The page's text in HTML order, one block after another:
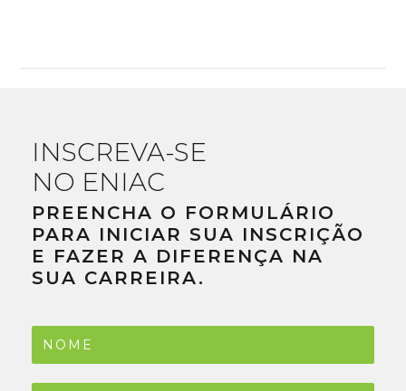
INSCREVA-SE
NO ENIAC
PREENCHA O FORMULÁRIO
PARA INICIAR SUA INSCRIÇÃO
E FAZER A DIFERENÇA NA
SUA CARREIRA.